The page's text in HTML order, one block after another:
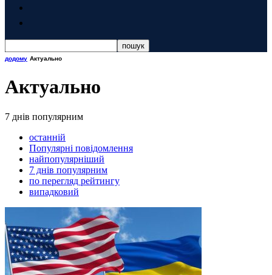
додому Актуально
Актуально
7 днів популярним
останній
Популярні повідомлення
найпопулярніший
7 днів популярним
по перегляд рейтингу
випадковий